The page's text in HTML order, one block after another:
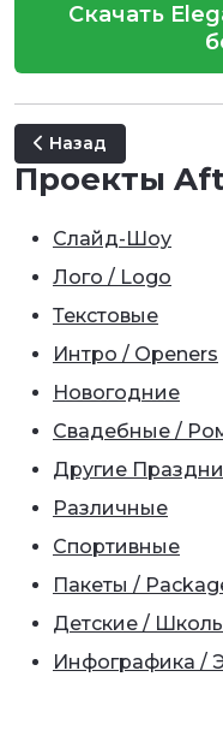
Скачать
Предыдущий:
Назад
Проекты
Слайд-Шоу
Лого / Logo
Текстовые
Интро / Openers
Новогодние
Свадебные /
Другие
Различные
Спортивные
Пакеты /
Детские /
Инфографика /